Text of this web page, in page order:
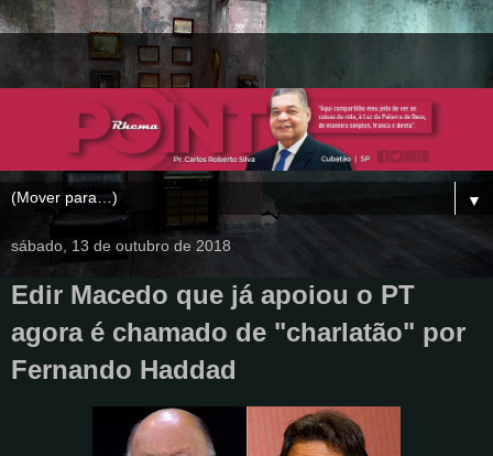
▼
sábado, 13 de outubro de 2018
Edir Macedo que já apoiou o PT
agora é chamado de "charlatão" por
Fernando Haddad